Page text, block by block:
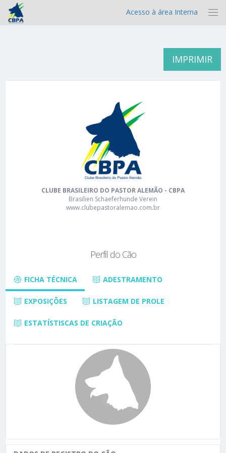
Acesso à área Interna
IMPRIMIR
CLUBE BRASILEIRO DO PASTOR ALEMÃO - CBPA
Brasilien Schaeferhunde Verein
www.clubepastoralemao.com.br
Perfil do Cão
FICHA TÉCNICA ADESTRAMENTO
EXPOSIÇÕES LISTAGEM DE PROLE
ESTATÍSTISCAS DE CRIAÇÃO